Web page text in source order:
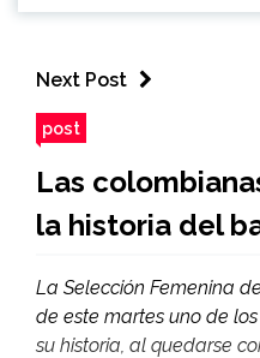
Next Post
post
Las
la historia del
La Selección Femenina
de este martes uno de
su historia, al quedarse